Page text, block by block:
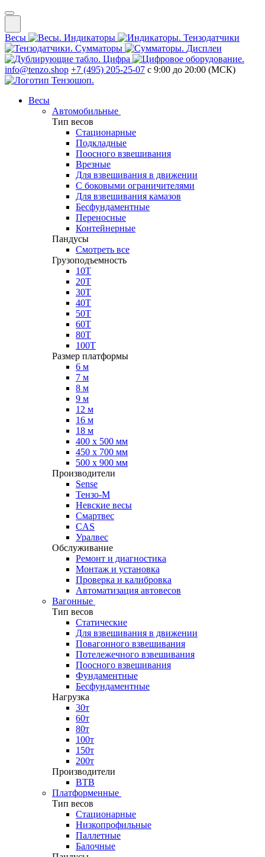
Весы Индикаторы
Тензодатчики
Сумматоры
Дисплеи
Цифра
info@tenzo.shop +7 (495) 205-25-07 с 9:00 до 20:00 (МСК)
Весы
Автомобильные
Тип весов
Стационарные
Подкладные
Поосного взвешивания
Врезные
Для взвешивания в движении
С боковыми ограничителями
Для взвешивания камазов
Бесфундаментные
Переносные
Контейнерные
Пандусы
Смотреть все
Грузоподъемность
10Т
20Т
30Т
40Т
50Т
60Т
80Т
100Т
Размер платформы
6 м
7 м
8 м
9 м
12 м
16 м
18 м
400 х 500 мм
450 х 700 мм
500 х 900 мм
Производители
Sense
Тензо-М
Невские весы
Смартвес
CAS
Уралвес
Обслуживание
Ремонт и диагностика
Монтаж и установка
Проверка и калибровка
Автоматизация автовесов
Вагонные
Тип весов
Статические
Для взвешивания в движении
Повагонного взвешивания
Потележечного взвешивания
Поосного взвешивания
Фундаментные
Бесфундаментные
Нагрузка
30т
60т
80т
100т
150т
200т
Производители
ВТВ
Платформенные
Тип весов
Стационарные
Низкопрофильные
Паллетные
Балочные